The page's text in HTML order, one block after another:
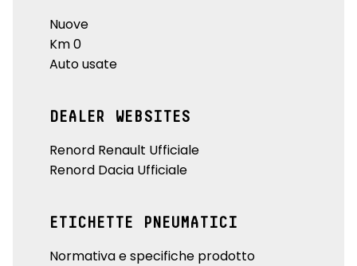
Nuove
Km 0
Auto usate
DEALER WEBSITES
Renord Renault Ufficiale
Renord Dacia Ufficiale
ETICHETTE PNEUMATICI
Normativa e specifiche prodotto